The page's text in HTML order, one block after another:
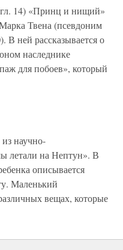
14) «Принц и нищий»
Твена (псевдоним
ней рассказывается о
наследнике
для побоев», который
научно-
летали на Нептун». В
описывается
Маленький
вещах, которые